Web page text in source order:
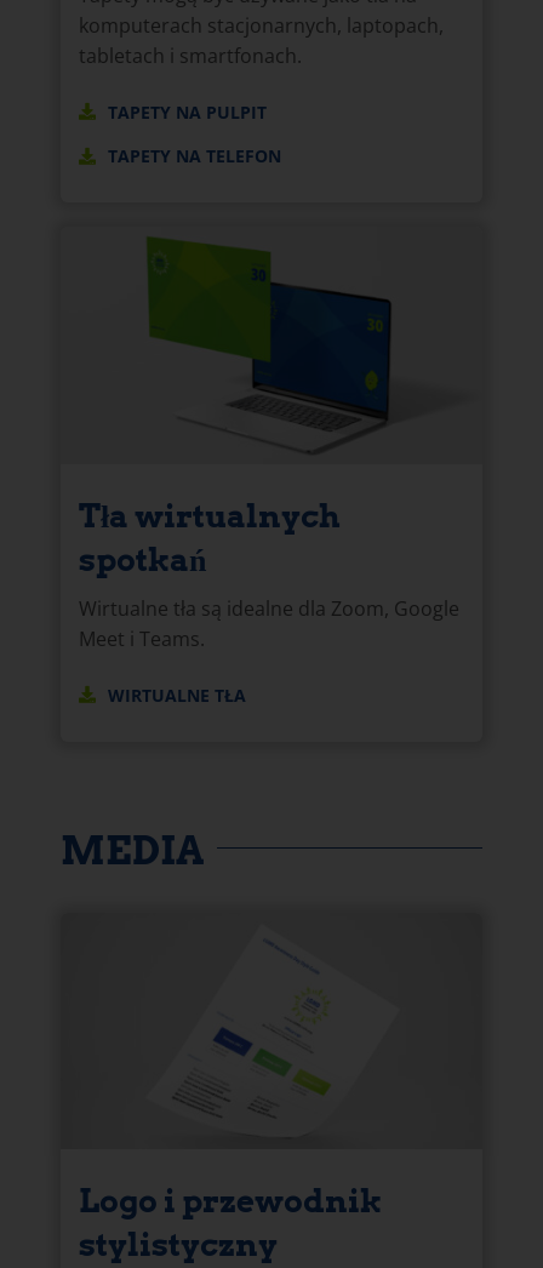
komputerach stacjonarnych, laptopach,
tabletach i smartfonach.
TAPETY NA PULPIT
TAPETY NA TELEFON
Tła wirtualnych
spotkań
Wirtualne tła są idealne dla Zoom, Google
Meet i Teams.
WIRTUALNE TŁA
MEDIA
Logo i przewodnik
stylistyczny